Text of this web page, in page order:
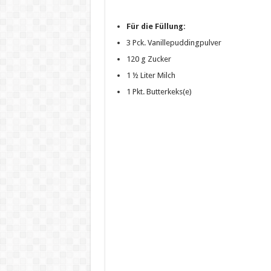
Für die Füllung:
3 Pck. Vanillepuddingpulver
120 g Zucker
1 ½ Liter Milch
1 Pkt. Butterkeks(e)